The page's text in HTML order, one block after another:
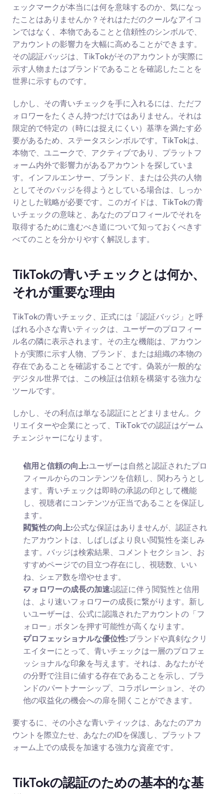
ェックマークが本当には何を意味するのか、気になっ
たことはありませんか？それはただのクールなアイコ
ンではなく、本物であることと信頼性のシンボルで、
アカウントの影響力を大幅に高めることができます。
その認証バッジは、TikTokがそのアカウントが実際に
示す人物またはブランドであることを確認したことを
世界に示すものです。
しかし、その青いチェックを手に入れるには、ただフ
ォロワーをたくさん持つだけではありません。それは
限定的で特定の（時には捉えにくい）基準を満たす必
要があるため、ステータスシンボルです。TikTokは、
本物で、ユニークで、アクティブであり、プラットフ
ォーム内外で影響力があるアカウントを探していま
す。インフルエンサー、ブランド、または公共の人物
としてそのバッジを得ようとしている場合は、しっか
りとした戦略が必要です。このガイドは、TikTokの青
いチェックの意味と、あなたのプロフィールでそれを
取得するために進むべき道について知っておくべきす
べてのことを分かりやすく解説します。
TikTokの青いチェックとは何か、
それが重要な理由
TikTokの青いチェック、正式には「認証バッジ」と呼
ばれる小さな青いティックは、ユーザーのプロフィー
ル名の隣に表示されます。その主な機能は、アカウン
トが実際に示す人物、ブランド、または組織の本物の
存在であることを確認することです。偽装が一般的な
デジタル世界では、この検証は信頼を構築する強力な
ツールです。
しかし、その利点は単なる認証にとどまりません。ク
リエイターや企業にとって、TikTokでの認証はゲーム
チェンジャーになります。
信用と信頼の向上:ユーザーは自然と認証されたプロ
フィールからのコンテンツを信頼し、関わろうとし
ます。青いチェックは即時の承認の印として機能
し、視聴者にコンテンツが正当であることを保証し
ます。
閲覧性の向上:公式な保証はありませんが、認証され
たアカウントは、しばしばより良い閲覧性を楽しみ
ます。バッジは検索結果、コメントセクション、お
すすめページでの目立つ存在にし、視聴数、いい
ね、シェア数を増やせます。
フォロワーの成長の加速:認証に伴う閲覧性と信用
は、より速いフォロワーの成長に繋がります。新し
いユーザーは、公式に認識されたアカウントの「フ
ォロー」ボタンを押す可能性が高くなります。
プロフェッショナルな優位性:ブランドや真剣なクリ
エイターにとって、青いチェックは一層のプロフェ
ッショナルな印象を与えます。それは、あなたがそ
の分野で注目に値する存在であることを示し、ブラ
ンドのパートナーシップ、コラボレーション、その
他の収益化の機会への扉を開くことができます。
要するに、その小さな青いティックは、あなたのアカ
ウントを際立たせ、あなたのIDを保護し、プラットフ
ォーム上での成長を加速する強力な資産です。
TikTokの認証のための基本的な基